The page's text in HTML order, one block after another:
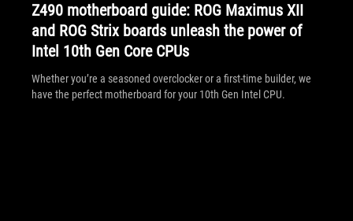
Z490 motherboard guide: ROG Maximus XII
and ROG Strix boards unleash the power of
Intel 10th Gen Core CPUs
Whether you’re a seasoned overclocker or a first-time builder, we
have the perfect motherboard for your 10th Gen Intel CPU.